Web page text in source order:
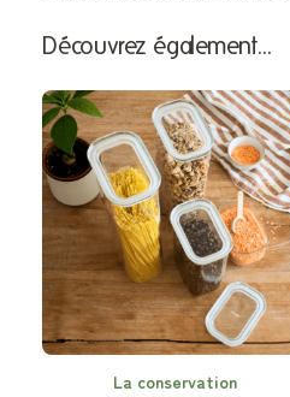
Découvrez également…
La conservation